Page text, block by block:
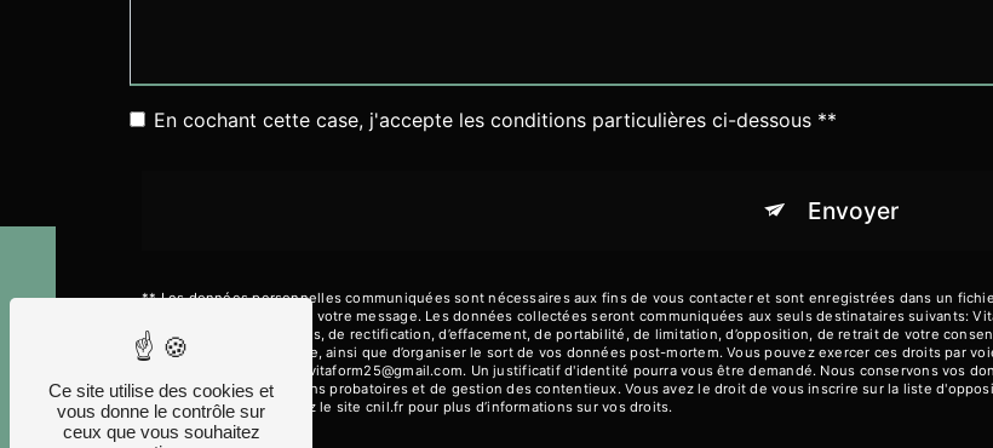
En cochant cette case, j'accepte les conditions particulières ci-dessous **
Envoyer
** Les données personnelles communiquées sont nécessaires aux fins de vous contacter et sont enregistrées dans un
le seul but de répondre à votre message. Les données collectées seront communiquées aux seuls destinataires suivants:
disposez de droits d’accès, de rectification, d’effacement, de portabilité, de limitation, d’opposition, de retrait de votre
d’une autorité de contrôle, ainsi que d’organiser le sort de vos données post-mortem. Vous pouvez exercer ces droits par
électronique à l'adresse vitaform25@gmail.com. Un justificatif d'identité pourra vous être demandé. Nous conservons vos
prescription légale aux fins probatoires et de gestion des contentieux. Vous avez le droit de vous inscrire sur la liste
Bloctel.gouv.fr . Consultez le site cnil.fr pour plus d’informations sur vos droits.
Ce site utilise des cookies et
vous donne le contrôle sur
ceux que vous souhaitez